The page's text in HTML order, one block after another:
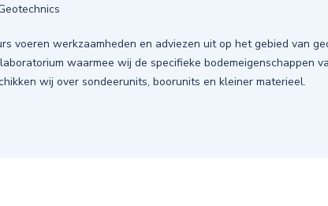
voeren werkzaamheden en adviezen uit op het gebied van
waarmee wij de specifieke bodemeigenschappen
wij over sondeerunits, boorunits en kleiner materieel.